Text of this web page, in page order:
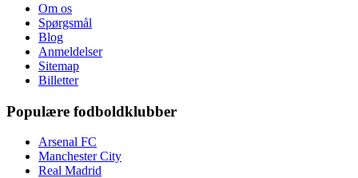
Om os
Spørgsmål
Blog
Anmeldelser
Sitemap
Billetter
Populære fodboldklubber
Arsenal FC
Manchester City
Real Madrid